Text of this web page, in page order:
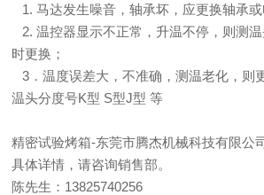
1. 马达发生噪音，轴承坏，应更换轴承或
2. 温控器显示不正常，升温不停，则测
时更换；
3．温度误差大，不准确，测温老化，则
温头分度号K型 S型J型 等
精密试验烤箱-东莞市腾杰机械科技有限公
具体详情，请咨询销售部。
陈先生：13825740256